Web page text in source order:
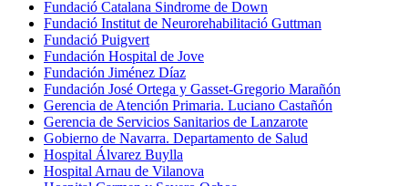
Fundació Catalana Sindrome de Down
Fundació Institut de Neurorehabilitació Guttman
Fundació Puigvert
Fundación Hospital de Jove
Fundación Jiménez Díaz
Fundación José Ortega y Gasset-Gregorio Marañón
Gerencia de Atención Primaria. Luciano Castañón
Gerencia de Servicios Sanitarios de Lanzarote
Gobierno de Navarra. Departamento de Salud
Hospital Álvarez Buylla
Hospital Arnau de Vilanova